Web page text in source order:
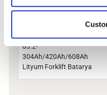
TommaTech 51.2-
304Ah/420Ah/608Ah
83.2-
304Ah/420Ah/608Ah
Lityum Forklift Batarya